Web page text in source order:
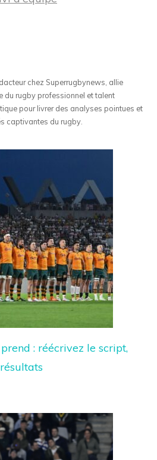
chez Superrugbynews, allie
du rugby professionnel et talent
pour livrer des analyses pointues et
captivantes du rugby.
: réécrivez le script,